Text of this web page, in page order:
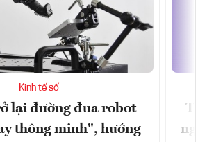
Kinh tế số
lại đường đua robot
thông minh", hướng